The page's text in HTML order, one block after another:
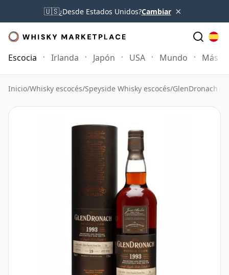
🇺🇸¿Desde Estados Unidos?Cambiar ×
Escocia Irlanda Japón USA Mundo Más
Inicio/Whisky escocés/Speyside Whisky escocés/GlenDronach